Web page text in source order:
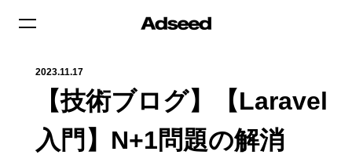
2023.11.17
【技術ブログ】【Laravel
入門】N+1問題の解消